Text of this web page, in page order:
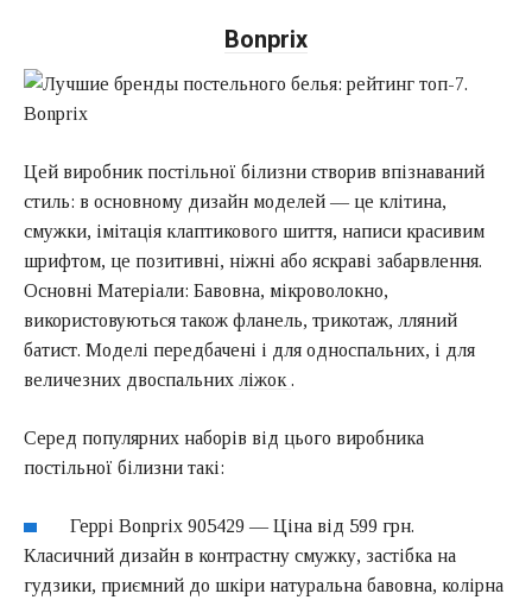
Bonprix
Цей виробник постільної білизни створив впізнаваний
стиль: в основному дизайн моделей — це клітина,
смужки, імітація клаптикового шиття, написи красивим
шрифтом, це позитивні, ніжні або яскраві забарвлення.
Основні Матеріали: Бавовна, мікроволокно,
використовуються також фланель, трикотаж, лляний
батист. Моделі передбачені і для односпальних, і для
величезних двоспальних ліжок .
Серед популярних наборів від цього виробника
постільної білизни такі:
Геррі Bonprix 905429 — Ціна від 599 грн.
Класичний дизайн в контрастну смужку, застібка на
гудзики, приємний до шкіри натуральна бавовна, колірна